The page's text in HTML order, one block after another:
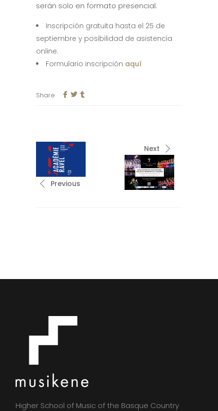
serán solo en formato presencial.
Inscripción gratuita hasta el 25 de
septiembre y posibilidad de asistencia
online.
Formulario inscripción aquí
Share
Previous
Next
Higher School of Music of the Basque Country